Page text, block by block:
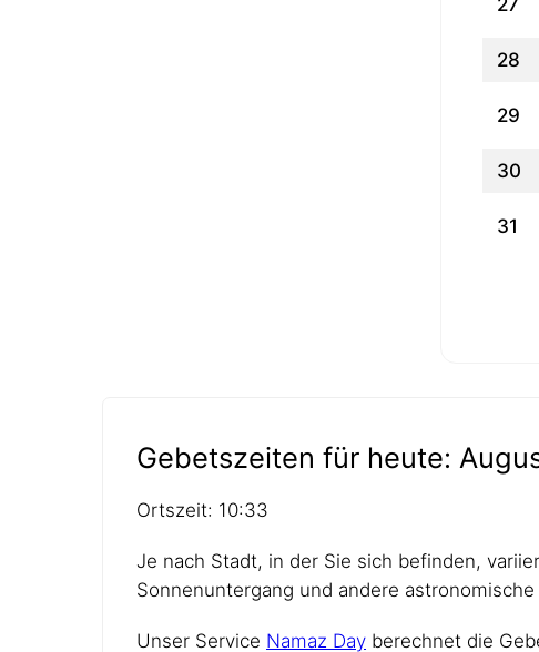
28
29
30
31
Gebetszeiten für heute:
Ortszeit: 10:33
Je nach Stadt, in der Sie sich befinden,
Sonnenuntergang und andere
Unser Service Namaz Day berechnet die